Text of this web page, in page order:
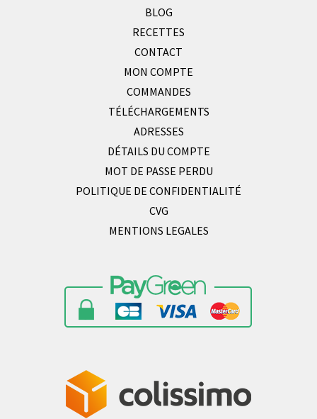
BLOG
RECETTES
CONTACT
MON COMPTE
COMMANDES
TÉLÉCHARGEMENTS
ADRESSES
DÉTAILS DU COMPTE
MOT DE PASSE PERDU
POLITIQUE DE CONFIDENTIALITÉ
CVG
MENTIONS LEGALES